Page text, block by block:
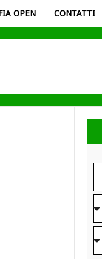
OPEN CONTATTI